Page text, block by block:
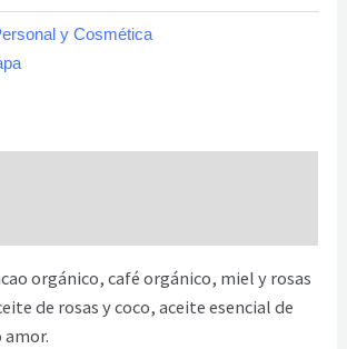
y Cosmética
orgánico, café orgánico, miel y rosas
de rosas y coco, aceite esencial de